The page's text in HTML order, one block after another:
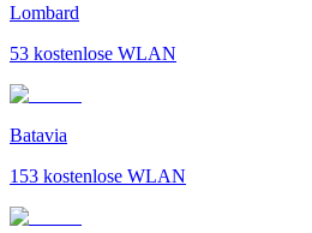
Lombard
53 kostenlose WLAN
Batavia
153 kostenlose WLAN